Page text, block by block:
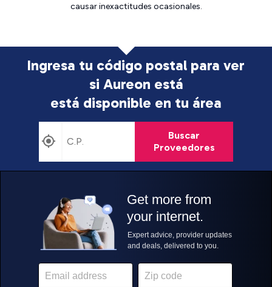
causar inexactitudes ocasionales.
Ingresa tu código postal para ver
si Aureon está
está disponible en tu área
Buscar
Proveedores